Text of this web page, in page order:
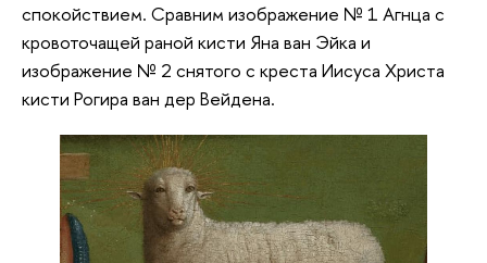
спокойствием. Сравним изображение № 1 Агнца с
кровоточащей раной кисти Яна ван Эйка и
изображение № 2 снятого с креста Иисуса Христа
кисти Рогира ван дер Вейдена.